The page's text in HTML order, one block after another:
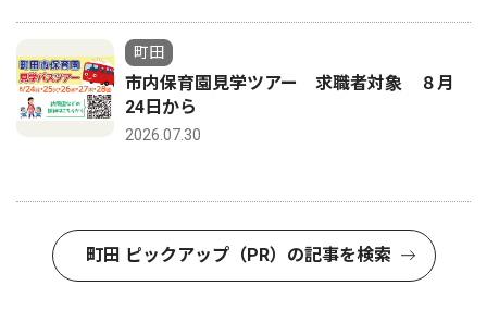
町田
市内保育園見学ツアー 求職者対象 ８月
24日から
2026.07.30
町田 ピックアップ（PR）の記事を検索